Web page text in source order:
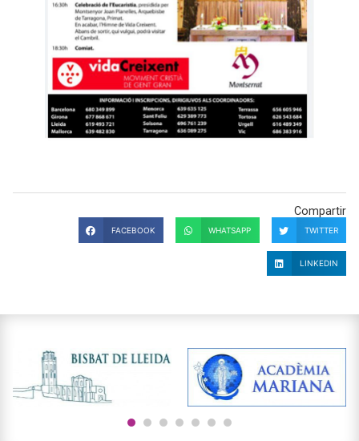
Compartir
FACEBOOK WHATSAPP TWITTER
LINKEDIN